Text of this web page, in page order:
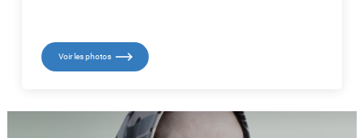
Voir les photos